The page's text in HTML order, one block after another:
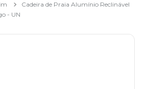
Cadeira de Praia Alumínio Reclinável
- UN